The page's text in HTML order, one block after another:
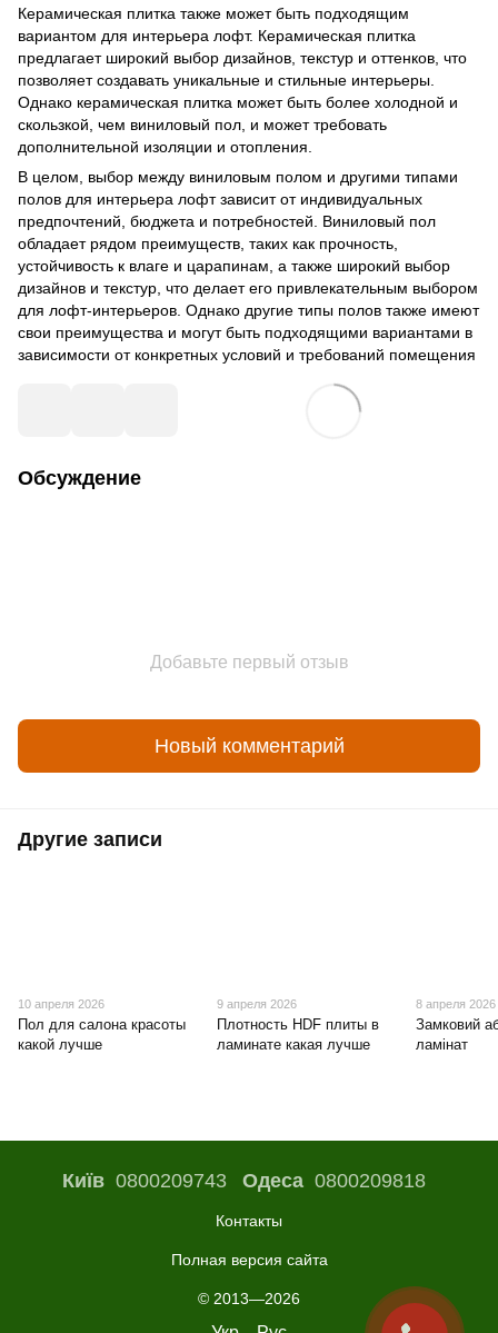
Керамическая плитка также может быть подходящим
вариантом для интерьера лофт. Керамическая плитка
предлагает широкий выбор дизайнов, текстур и оттенков, что
позволяет создавать уникальные и стильные интерьеры.
Однако керамическая плитка может быть более холодной и
скользкой, чем виниловый пол, и может требовать
дополнительной изоляции и отопления.
В целом, выбор между виниловым полом и другими типами
полов для интерьера лофт зависит от индивидуальных
предпочтений, бюджета и потребностей. Виниловый пол
обладает рядом преимуществ, таких как прочность,
устойчивость к влаге и царапинам, а также широкий выбор
дизайнов и текстур, что делает его привлекательным выбором
для лофт-интерьеров. Однако другие типы полов также имеют
свои преимущества и могут быть подходящими вариантами в
зависимости от конкретных условий и требований помещения
Обсуждение
Добавьте первый отзыв
Новый комментарий
Другие записи
10 апреля 2026
Пол для салона красоты
какой лучше
9 апреля 2026
Плотность HDF плиты в
ламинате какая лучше
8 апреля 2026
Замковий
ламінат
Київ0800209743 Одеса0800209818
Контакты
Полная версия сайта
© 2013—2026